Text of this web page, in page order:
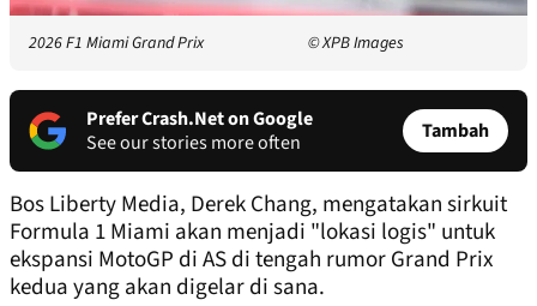
2026 F1 Miami Grand Prix © XPB Images
Prefer Crash.Net on Google
See our stories more often
Tambah
Bos Liberty Media, Derek Chang, mengatakan sirkuit
Formula 1 Miami akan menjadi "lokasi logis" untuk
ekspansi MotoGP di AS di tengah rumor Grand Prix
kedua yang akan digelar di sana.